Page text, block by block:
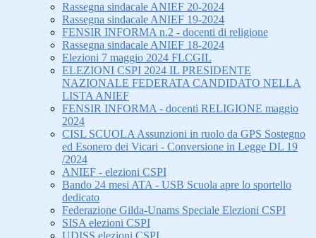
Rassegna sindacale ANIEF 20-2024
Rassegna sindacale ANIEF 19-2024
FENSIR INFORMA n.2 - docenti di religione
Rassegna sindacale ANIEF 18-2024
Elezioni 7 maggio 2024 FLCGIL
ELEZIONI CSPI 2024 IL PRESIDENTE
NAZIONALE FEDERATA CANDIDATO NELLA
LISTA ANIEF
FENSIR INFORMA - docenti RELIGIONE maggio
2024
CISL SCUOLA Assunzioni in ruolo da GPS Sostegno
ed Esonero dei Vicari - Conversione in Legge DL 19
/2024
ANIEF - elezioni CSPI
Bando 24 mesi ATA - USB Scuola apre lo sportello
dedicato
Federazione Gilda-Unams Speciale Elezioni CSPI
SISA elezioni CSPI